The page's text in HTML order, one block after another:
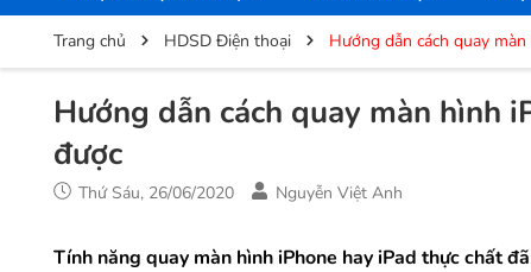
Trang chủ HDSD Điện thoại Hướng dẫn cách quay
Hướng dẫn cách quay màn hình
được
Thứ Sáu, 26/06/2020 Nguyễn Việt Anh
Tính năng quay màn hình iPhone hay iPad thực chất